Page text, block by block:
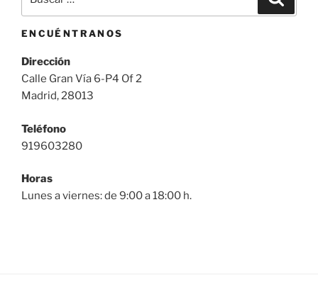
por:
ENCUÉNTRANOS
Dirección
Calle Gran Vía 6-P4 Of 2
Madrid, 28013
Teléfono
919603280
Horas
Lunes a viernes: de 9:00 a 18:00 h.